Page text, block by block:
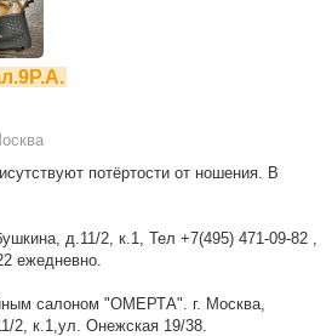
потёртости от ношения. В
д.11/2, к.1, Тел +7(495) 471-09-82 ,
ежедневно.
салоном "ОМЕРТА". г. Москва,
2, к.1,ул. Онежская 19/38.